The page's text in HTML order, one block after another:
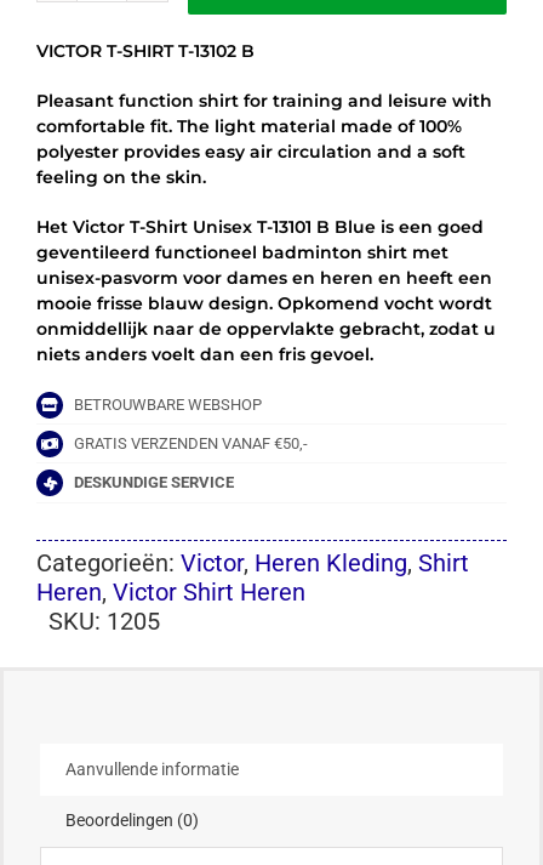
13102
B
DONKERBLAUW
VICTOR T-SHIRT T-13102 B
Pleasant function shirt for training and leisure with
comfortable fit. The light material made of 100%
polyester provides easy air circulation and a soft
feeling on the skin.
Het Victor T-Shirt Unisex T-13101 B Blue is een goed
geventileerd functioneel badminton shirt met
unisex-pasvorm voor dames en heren en heeft een
mooie frisse blauw design. Opkomend vocht wordt
onmiddellijk naar de oppervlakte gebracht, zodat u
niets anders voelt dan een fris gevoel.
BETROUWBARE WEBSHOP
GRATIS VERZENDEN VANAF €50,-
DESKUNDIGE SERVICE
Categorieën: Victor, Heren Kleding, Shirt
Heren, Victor Shirt Heren
SKU: 1205
Aanvullende informatie
Beoordelingen (0)